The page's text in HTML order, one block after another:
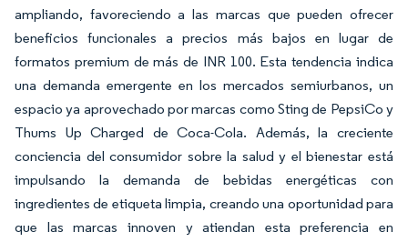
ampliando, favoreciendo a las marcas que pueden ofrecer
beneficios funcionales a precios más bajos en lugar de
formatos premium de más de INR 100. Esta tendencia indica
una demanda emergente en los mercados semiurbanos, un
espacio ya aprovechado por marcas como Sting de PepsiCo y
Thums Up Charged de Coca-Cola. Además, la creciente
conciencia del consumidor sobre la salud y el bienestar está
impulsando la demanda de bebidas energéticas con
ingredientes de etiqueta limpia, creando una oportunidad para
que las marcas innoven y atiendan esta preferencia en